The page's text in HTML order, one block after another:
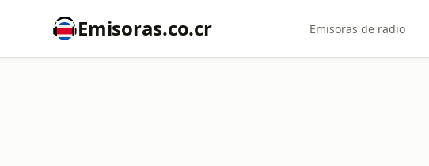
Emisoras.co.cr Emisoras de radio